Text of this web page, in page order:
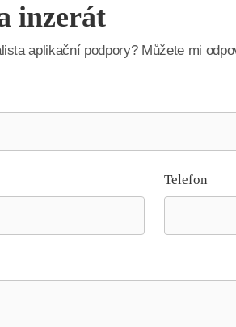
inzerát
aplikační podpory? Můžete mi
Telefon